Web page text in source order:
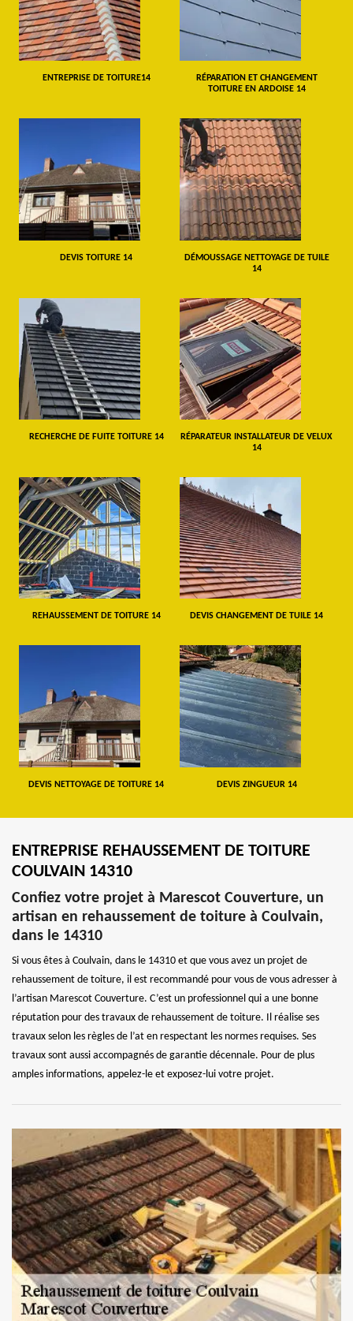
ENTREPRISE DE TOITURE14
RÉPARATION ET CHANGEMENT
TOITURE EN ARDOISE 14
DEVIS TOITURE 14
DÉMOUSSAGE NETTOYAGE DE TUILE
14
RECHERCHE DE FUITE TOITURE 14
RÉPARATEUR INSTALLATEUR DE VELUX
14
REHAUSSEMENT DE TOITURE 14 DEVIS CHANGEMENT DE TUILE 14
DEVIS NETTOYAGE DE TOITURE 14 DEVIS ZINGUEUR 14
ENTREPRISE REHAUSSEMENT DE TOITURE
COULVAIN 14310
Confiez votre projet à Marescot Couverture, un
artisan en rehaussement de toiture à Coulvain,
dans le 14310
Si vous êtes à Coulvain, dans le 14310 et que vous avez un projet de
rehaussement de toiture, il est recommandé pour vous de vous adresser à
l’artisan Marescot Couverture. C’est un professionnel qui a une bonne
réputation pour des travaux de rehaussement de toiture. Il réalise ses
travaux selon les règles de l’at en respectant les normes requises. Ses
travaux sont aussi accompagnés de garantie décennale. Pour de plus
amples informations, appelez-le et exposez-lui votre projet.